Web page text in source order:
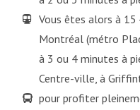
Vous êtes alors à
Montréal (métro
à 3 ou 4 minutes à
Centre-ville, à
pour profiter